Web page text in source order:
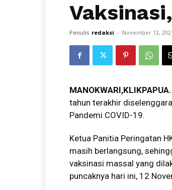
Penulis redaksi - November 12,
tahun terakhir
Pandemi COVID-19.
Ketua Panitia Peringatan
masih berlangsung,
vaksinasi massal yang
puncaknya hari ini, 12